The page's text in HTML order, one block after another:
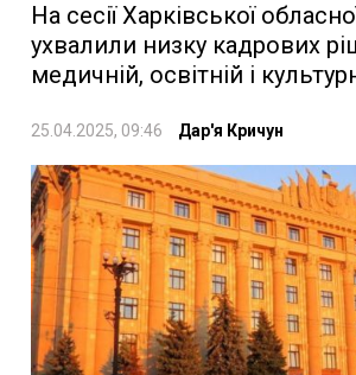
На сесії Харківської
ухвалили низку кадрових
медичній, освітній і
25.04.2025, 09:46 Дар'я Кричун